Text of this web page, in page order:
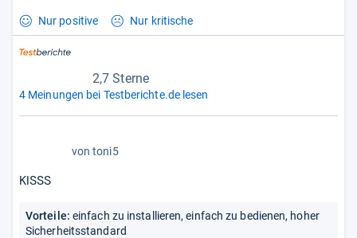
Nur positive Nur kritische
2,7 Sterne
4 Meinungen bei Testberichte.de lesen
5
von toni5
KISSS
Vorteile: einfach zu installieren, einfach zu bedienen, hoher
Sicherheitsstandard